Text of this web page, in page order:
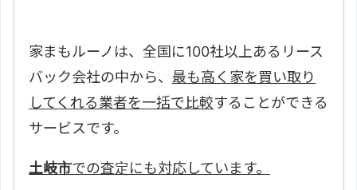
家まもルーノは、全国に100社以上あるリース
バック会社の中から、 最も高く家を買い取り
してくれる業者を一括で比較することができる
サービスです。
土岐市での査定にも対応しています。